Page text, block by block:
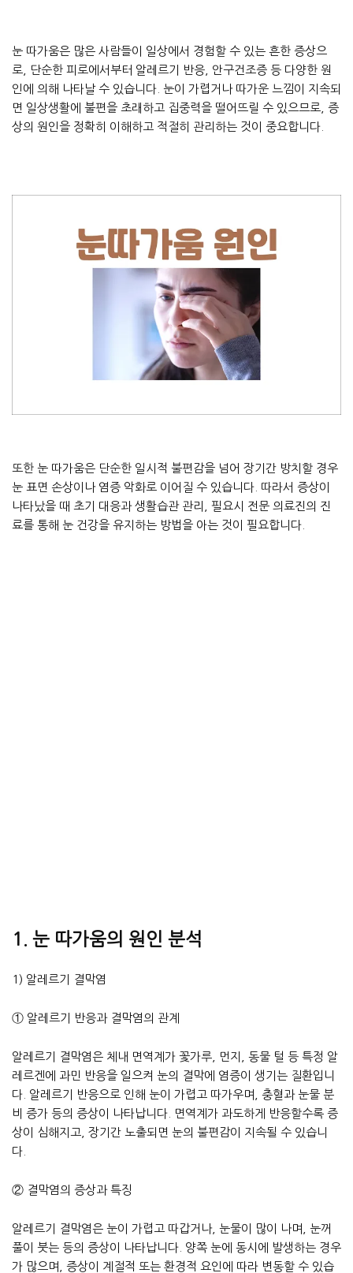
눈 따가움은 많은 사람들이 일상에서 경험할 수 있는 흔한 증상으
로, 단순한 피로에서부터 알레르기 반응, 안구건조증 등 다양한 원
인에 의해 나타날 수 있습니다. 눈이 가렵거나 따가운 느낌이 지속되
면 일상생활에 불편을 초래하고 집중력을 떨어뜨릴 수 있으므로, 증
상의 원인을 정확히 이해하고 적절히 관리하는 것이 중요합니다.
또한 눈 따가움은 단순한 일시적 불편감을 넘어 장기간 방치할 경우
눈 표면 손상이나 염증 악화로 이어질 수 있습니다. 따라서 증상이
나타났을 때 초기 대응과 생활습관 관리, 필요시 전문 의료진의 진
료를 통해 눈 건강을 유지하는 방법을 아는 것이 필요합니다.
1. 눈 따가움의 원인 분석
1) 알레르기 결막염
① 알레르기 반응과 결막염의 관계
알레르기 결막염은 체내 면역계가 꽃가루, 먼지, 동물 털 등 특정 알
레르겐에 과민 반응을 일으켜 눈의 결막에 염증이 생기는 질환입니
다. 알레르기 반응으로 인해 눈이 가렵고 따가우며, 충혈과 눈물 분
비 증가 등의 증상이 나타납니다. 면역계가 과도하게 반응할수록 증
상이 심해지고, 장기간 노출되면 눈의 불편감이 지속될 수 있습니
다.
② 결막염의 증상과 특징
알레르기 결막염은 눈이 가렵고 따갑거나, 눈물이 많이 나며, 눈꺼
풀이 붓는 등의 증상이 나타납니다. 양쪽 눈에 동시에 발생하는 경우
가 많으며, 증상이 계절적 또는 환경적 요인에 따라 변동할 수 있습